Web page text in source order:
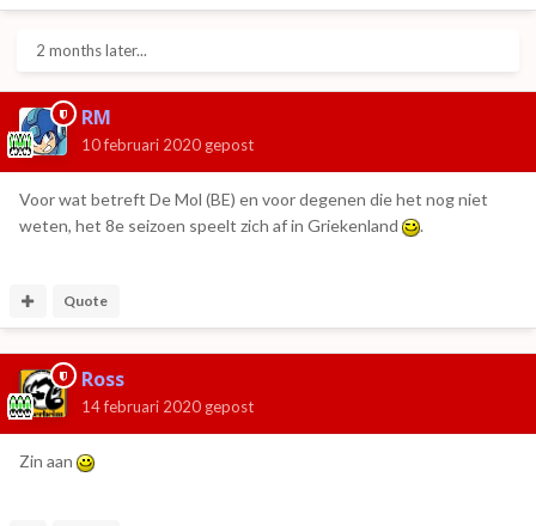
2 months later...
RM
10 februari 2020 gepost
Voor wat betreft De Mol (BE) en voor degenen die het nog niet
weten, het 8e seizoen speelt zich af in Griekenland
.
Quote
Ross
14 februari 2020 gepost
Zin aan